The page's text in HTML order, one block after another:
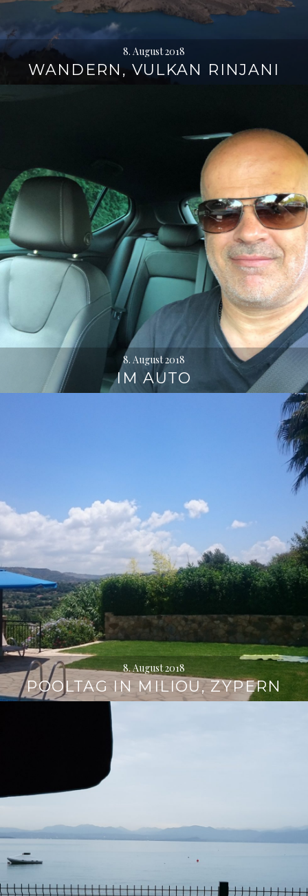
8. August 2018
WANDERN, VULKAN RINJANI
8. August 2018
IM AUTO
8. August 2018
POOLTAG IN MILIOU, ZYPERN